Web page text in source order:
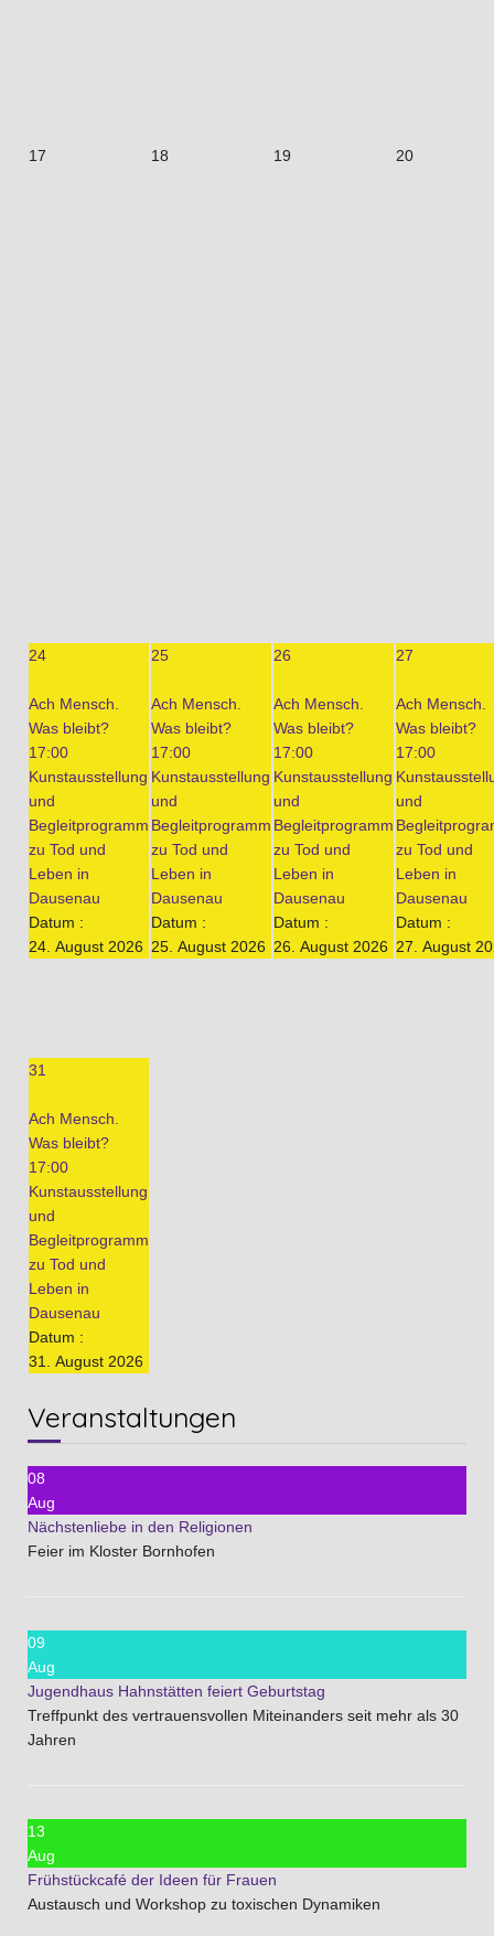
17 18 19 20
24
Ach Mensch.
Was bleibt?
17:00
Kunstausstellung
und
Begleitprogramm
zu Tod und
Leben in
Dausenau
Datum :
24. August 2026
25
Ach Mensch.
Was bleibt?
17:00
Kunstausstellung
und
Begleitprogramm
zu Tod und
Leben in
Dausenau
Datum :
25. August 2026
26
Ach Mensch.
Was bleibt?
17:00
Kunstausstellung
und
Begleitprogramm
zu Tod und
Leben in
Dausenau
Datum :
26. August 2026
27
Ach Mensch.
Was bleibt?
17:00
und
zu Tod und
Leben in
Dausenau
Datum :
27. August
31
Ach Mensch.
Was bleibt?
17:00
Kunstausstellung
und
Begleitprogramm
zu Tod und
Leben in
Dausenau
Datum :
31. August 2026
Veranstaltungen
08
Aug
Nächstenliebe in den Religionen
Feier im Kloster Bornhofen
09
Aug
Jugendhaus Hahnstätten feiert Geburtstag
Treffpunkt des vertrauensvollen Miteinanders seit mehr als 30
Jahren
13
Aug
Frühstückcafé der Ideen für Frauen
Austausch und Workshop zu toxischen Dynamiken